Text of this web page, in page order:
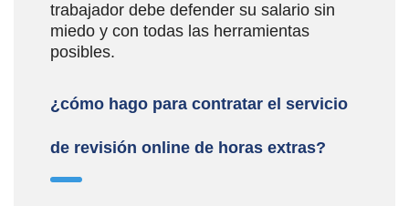
trabajador debe defender su salario sin
miedo y con todas las herramientas
posibles.
¿cómo hago para contratar el servicio
de revisión online de horas extras?